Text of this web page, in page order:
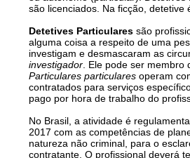
são licenciados. Na ficção, detetive
Detetives Particulares são
alguma coisa a respeito de uma
investigam e desmascaram as
investigador . Ele pode ser
Particulares particulares operam
contratados para serviços
pago por hora de trabalho do
No Brasil, a atividade é
2017 com as competências de
natureza não criminal, para o
contratante. O profissional deverá